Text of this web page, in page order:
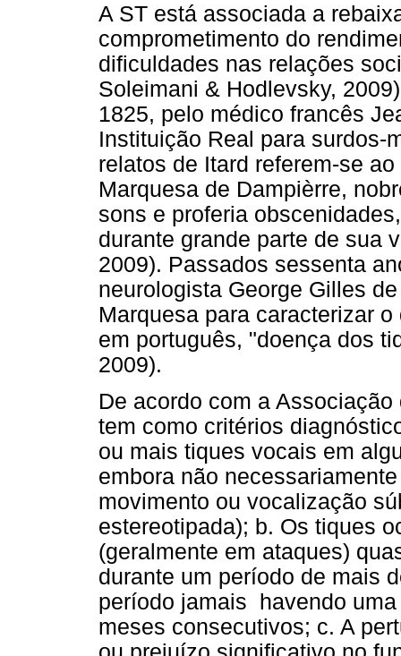
A ST está associada a
comprometimento do
dificuldades nas relações
Soleimani & Hodlevsky,
1825, pelo médico francês
Instituição Real para surdos-
relatos de Itard referem-se
Marquesa de Dampièrre,
sons e proferia
durante grande parte de sua
2009). Passados sessenta
neurologista George Gilles
Marquesa para caracterizar
em português, "doença dos
2009).
De acordo com a
tem como critérios
ou mais tiques vocais em
embora não
movimento ou vocalização
estereotipada); b. Os tiques
(geralmente em ataques)
durante um período de mais
período jamais havendo
meses consecutivos; c. A